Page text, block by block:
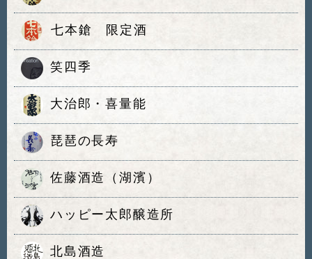
七本鎗 限定酒
笑四季
大治郎・喜量能
琵琶の長寿
佐藤酒造（湖濱）
ハッピー太郎醸造所
北島酒造